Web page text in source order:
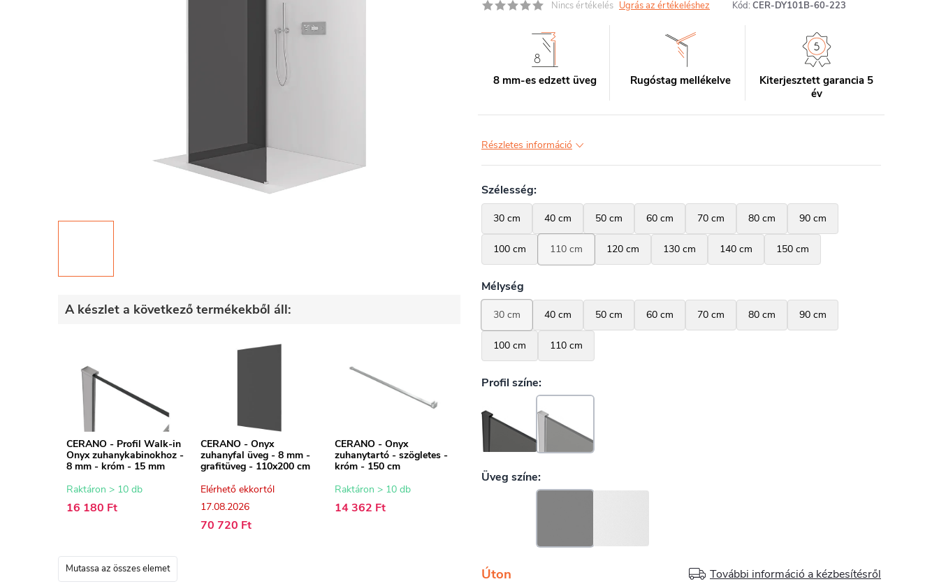
A készlet a következő termékekből áll:
CERANO - Profil Walk-in
Onyx zuhanykabinokhoz -
8 mm - króm - 15 mm
Raktáron > 10 db
16 180 Ft
CERANO - Onyx
zuhanyfal üveg - 8 mm -
grafitüveg - 110x200 cm
Elérhető ekkortól
17.08.2026
70 720 Ft
CERANO - Onyx
zuhanytartó - szögletes -
króm - 150 cm
Raktáron > 10 db
14 362 Ft
Mutassa az összes elemet
Nincs értékelés Ugrás az értékeléshez Kód: CER-DY101B-60-223
8 mm-es edzett üveg Rugóstag mellékelve
Kiterjesztett garancia 5
év
Részletes információ
Úton További információ a kézbesítésről